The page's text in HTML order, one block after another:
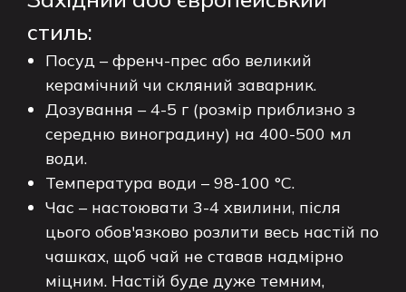
стиль:
Посуд – френч-прес або великий
керамічний чи скляний заварник.
Дозування – 4-5 г (розмір приблизно з
середню виноградину) на 400-500 мл
води.
Температура води – 98-100 °C.
Час – настоювати 3-4 хвилини, після
цього обов'язково розлити весь настій по
чашках, щоб чай не ставав надмірно
міцним. Настій буде дуже темним,